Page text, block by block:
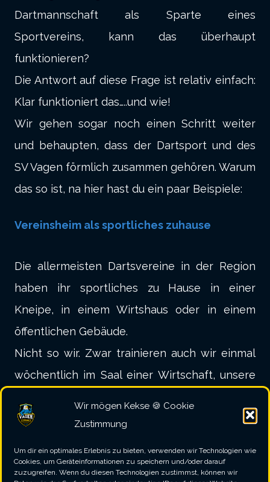
Wir mögen Kekse 🍪 Cookie
Zustimmung
Um dir ein optimales Erlebnis zu bieten, verwenden wir Technologien wie
Cookies, um Geräteinformationen zu speichern und/oder darauf
zuzugreifen. Wenn du diesen Technologien zustimmst, können wir
Dartmannschaft als Sparte eines
Sportvereins, kann das überhaupt
funktionieren?
Die Antwort auf diese Frage ist relativ einfach:
Klar funktioniert das…..und wie!
Wir gehen sogar noch einen Schritt weiter
und behaupten, dass der Dartsport und des
SV Vagen förmlich zusammen gehören. Warum
das so ist, na hier hast du ein paar Beispiele:
Vereinsheim als sportliches zuhause
Die allermeisten Dartsvereine in der Region
haben ihr sportliches zu Hause in einer
Kneipe, in einem Wirtshaus oder in einem
öffentlichen Gebäude.
Nicht so wir. Zwar trainieren auch wir einmal
wöchentlich im Saal einer Wirtschaft, unsere
das Sportheim am Vagener Sportplatz. Hier
Dies bringt uns entscheidende Vorteile: